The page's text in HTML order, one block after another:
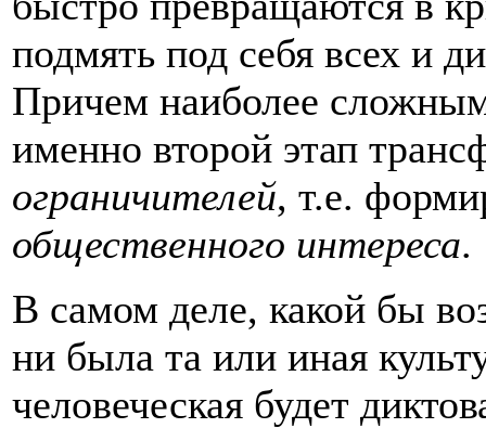
подмять под себя всех и
Причем наиболее
именно второй этап
ограничителей, т.е.
общественного интереса.
В самом деле, какой бы
ни была та или иная
человеческая будет